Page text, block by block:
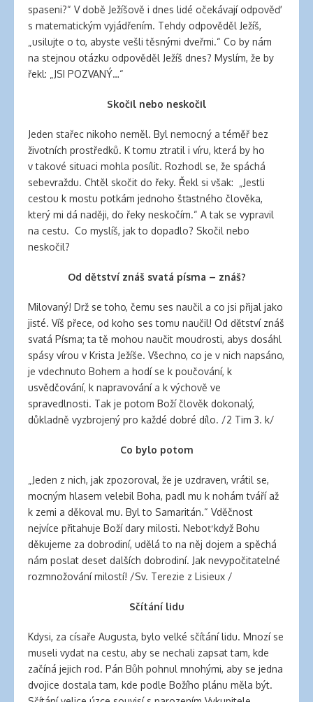
spaseni?“ V době Ježíšově i dnes lidé očekávají odpověď
s matematickým vyjádřením. Tehdy odpověděl Ježíš,
„usilujte o to, abyste vešli těsnými dveřmi.“ Co by nám
na stejnou otázku odpověděl Ježíš dnes? Myslím, že by
řekl: „JSI POZVANÝ…“
Skočil nebo neskočil
Jeden stařec nikoho neměl. Byl nemocný a téměř bez
životních prostředků. K tomu ztratil i víru, která by ho
v takové situaci mohla posílit. Rozhodl se, že spáchá
sebevraždu. Chtěl skočit do řeky. Řekl si však: „Jestli
cestou k mostu potkám jednoho šťastného člověka,
který mi dá naději, do řeky neskočím.“ A tak se vypravil
na cestu. Co myslíš, jak to dopadlo? Skočil nebo
neskočil?
Od dětství znáš svatá písma – znáš?
Milovaný! Drž se toho, čemu ses naučil a co jsi přijal jako
jisté. Víš přece, od koho ses tomu naučil! Od dětství znáš
svatá Písma; ta tě mohou naučit moudrosti, abys dosáhl
spásy vírou v Krista Ježíše. Všechno, co je v nich napsáno,
je vdechnuto Bohem a hodí se k poučování, k
usvědčování, k napravování a k výchově ve
spravedlnosti. Tak je potom Boží člověk dokonalý,
důkladně vyzbrojený pro každé dobré dílo. /2 Tim 3. k/
Co bylo potom
„Jeden z nich, jak zpozoroval, že je uzdraven, vrátil se,
mocným hlasem velebil Boha, padl mu k nohám tváří až
k zemi a děkoval mu. Byl to Samaritán.“ Vděčnost
nejvíce přitahuje Boží dary milosti. Neboť když Bohu
děkujeme za dobrodiní, udělá to na něj dojem a spěchá
nám poslat deset dalších dobrodiní. Jak nevypočitatelné
rozmnožování milostí! /Sv. Terezie z Lisieux /
Sčítání lidu
Kdysi, za císaře Augusta, bylo velké sčítání lidu. Mnozí se
museli vydat na cestu, aby se nechali zapsat tam, kde
začíná jejich rod. Pán Bůh pohnul mnohými, aby se jedna
dvojice dostala tam, kde podle Božího plánu měla být.